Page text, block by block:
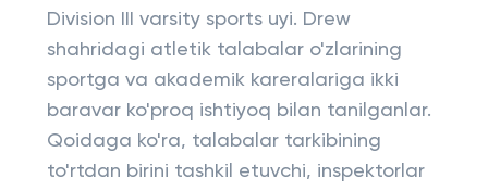
Division III varsity sports uyi. Drew
shahridagi atletik talabalar o'zlarining
sportga va akademik kareralariga ikki
baravar ko'proq ishtiyoq bilan tanilganlar.
Qoidaga ko'ra, talabalar tarkibining
to'rtdan birini tashkil etuvchi, inspektorlar